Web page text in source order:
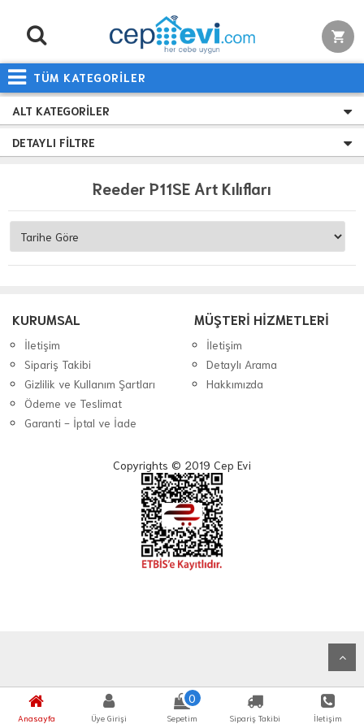
TÜM KATEGORİLER
Anasayfa Üye Girişi
0
Sepetim Sipariş Takibi İletişim
ALT KATEGORILER
DETAYLI FILTRE
Reeder P11SE Art Kılıfları
KURUMSAL
İletişim
Sipariş Takibi
Gizlilik ve Kullanım Şartları
Ödeme ve Teslimat
Garanti - İptal ve İade
MÜŞTERİ HİZMETLERİ
İletişim
Detaylı Arama
Hakkımızda
Copyrights © 2019 Cep Evi